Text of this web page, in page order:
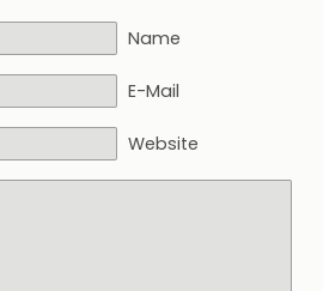
Name
E-Mail
Website